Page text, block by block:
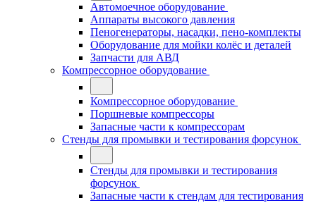
Автомоечное оборудование
Аппараты высокого давления
Пеногенераторы, насадки, пено-комплекты
Оборудование для мойки колёс и деталей
Запчасти для АВД
Компрессорное оборудование
Компрессорное оборудование
Поршневые компрессоры
Запасные части к компрессорам
Стенды для промывки и тестирования форсунок
Стенды для промывки и тестирования
форсунок
Запасные части к стендам для тестирования